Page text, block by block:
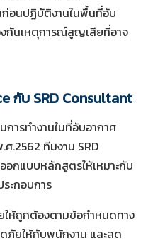
อนปฏิบัติงานในพื้นที่อับ
กันเหตุการณ์สูญเสียที่อาจ
กับ SRD Consultant
ารทำงานในที่อับอากาศ
.2562 ทีมงาน SRD
อกแบบหลักสูตรให้เหมาะกับ
ะกอบการ
ให้ถูกต้องตามข้อกำหนดทาง
ภัยให้กับพนักงาน และลด